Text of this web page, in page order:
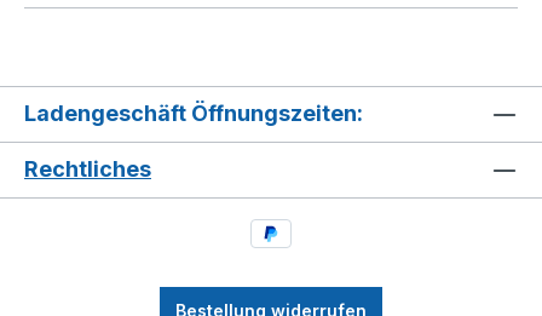
Ladengeschäft Öffnungszeiten:
Rechtliches
Bestellung widerrufen